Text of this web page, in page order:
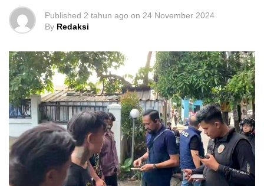
Published 2 tahun ago on 24 November 2024
By Redaksi